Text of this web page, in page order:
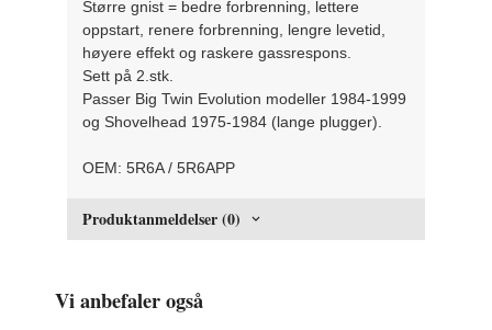
Større gnist = bedre forbrenning, lettere
oppstart, renere forbrenning, lengre levetid,
høyere effekt og raskere gassrespons.
Sett på 2.stk.
Passer Big Twin Evolution modeller 1984-1999
og Shovelhead 1975-1984 (lange plugger).
OEM: 5R6A / 5R6APP
Produktanmeldelser (0)
Vi anbefaler også